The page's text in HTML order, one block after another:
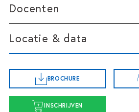
Docenten
Locatie & data
Startdatum 24 november
BROCHURE
INSCHRIJVEN